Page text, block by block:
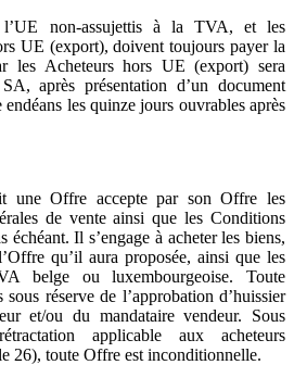
non-assujettis à la TVA, et les
UE (export), doivent toujours payer la
Acheteurs hors UE (export) sera
après présentation d’un document
les quinze jours ouvrables après
une Offre accepte par son Offre les
de vente ainsi que les Conditions
échéant. Il s’engage à acheter les biens,
qu’il aura proposée, ainsi que les
belge ou luxembourgeoise. Toute
réserve de l’approbation d’huissier
et/ou du mandataire vendeur. Sous
applicable aux acheteurs
26), toute Offre est inconditionnelle.